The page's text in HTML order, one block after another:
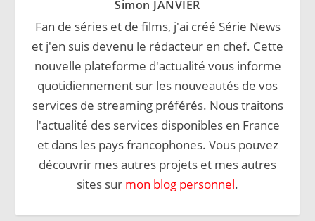
Simon JANVIER
Fan de séries et de films, j'ai créé Série News
et j'en suis devenu le rédacteur en chef. Cette
nouvelle plateforme d'actualité vous informe
quotidiennement sur les nouveautés de vos
services de streaming préférés. Nous traitons
l'actualité des services disponibles en France
et dans les pays francophones. Vous pouvez
découvrir mes autres projets et mes autres
sites sur mon blog personnel.